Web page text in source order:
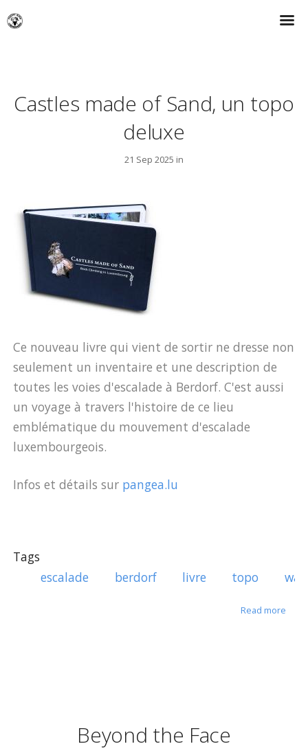
Castles made of Sand, un topo
deluxe
21 Sep 2025 in
Ce nouveau livre qui vient de sortir ne dresse non
seulement un inventaire et une description de
toutes les voies d'escalade à Berdorf. C'est aussi
un voyage à travers l'histoire de ce lieu
emblématique du mouvement d'escalade
luxembourgeois.
Infos et détails sur pangea.lu
Tags
escalade
berdorf livre topo
Read more
Beyond the Face